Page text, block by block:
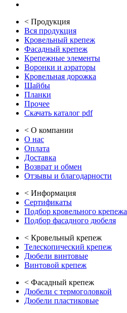
< Продукция
Вся продукция
Кровельный крепеж
Фасадный крепеж
Крепежные элементы
Воронки и аэраторы
Кровельная дорожка
Шайбы
Планки
Прочее
Скачать каталог pdf
< О компании
О нас
Оплата
Доставка
Возврат и обмен
Отзывы и благодарности
< Информация
Сертификаты
Подбор кровельного крепежа
Подбор фасадного дюбеля
< Кровельный крепеж
Телескопический крепеж
Дюбели винтовые
Винтовой крепеж
< Фасадный крепеж
Дюбели с термоголовкой
Дюбели пластиковые